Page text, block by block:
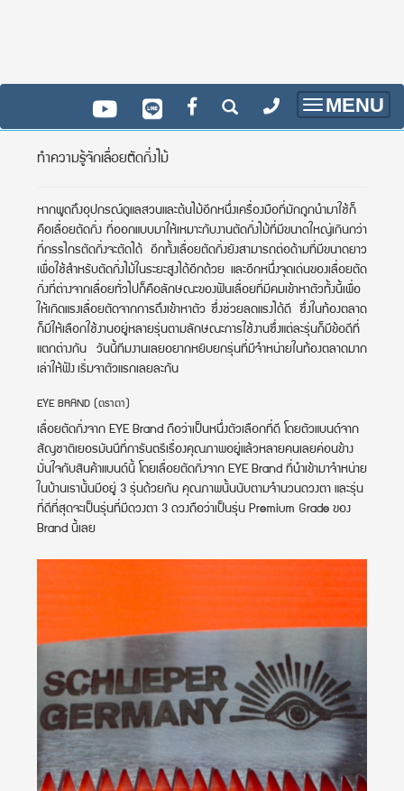
Toggle
MENU
ทำความรู้จักเลื่อยตัดกิ่งไม้
หากพูดถึงอุปกรณ์ดูแลสวนและต้นไม้อีกหนึ่งเครื่องมือที่มักถูกนำมาใช้ก็
คือเลื่อยตัดกิ่ง ที่ออกแบบมาให้เหมาะกับงานตัดกิ่งไม้ที่มีขนาดใหญ่เกินกว่า
ที่กรรไกรตัดกิ่งจะตัดได้ อีกทั้งเลื่อยตัดกิ่งยังสามารถต่อด้ามที่มีขนาดยาว
เพื่อใช้สำหรับตัดกิ่งไม้ในระยะสูงได้อีกด้วย
และอีกหนึ่งจุดเด่นของเลื่อยตัด
กิ่งที่ต่างจากเลื่อยทั่วไปก็คือลักษณะของฟันเลื่อยที่มีคมเข้าหาตัวทั้งนี้เพื่อ
ให้เกิดแรงเลื่อยตัดจากการดึงเข้าหาตัว ซึ่งช่วยลดแรงได้ดี ซึ่งในท้องตลาด
ก็มีให้เลือกใช้งานอยู่หลายรุ่นตามลักษณะการใช้งานซึ่งแต่ละรุ่นก็มีข้อดีที่
แตกต่างกัน วันนี้ทีมงานเลยอยากหยิบยกรุ่นที่มีจำหน่ายในท้องตลาดมาก
เล่าให้ฟัง เริ่มจาตัวแรกเลยละกัน
EYE BRAND (ตราตา)
เลื่อยตัดกิ่งจาก EYE Brand ถือว่าเป็นหนึ่งตัวเลือกที่ดี โดยตัวแบนด์จาก
สัญชาติเยอรมันนีที่การันตรีเรื่องคุณภาพอยู่แล้วหลายคนเลยค่อนข้าง
มั่นใจกับสินค้าแบนด์นี้ โดยเลื่อยตัดกิ่งจาก EYE Brand ที่นำเข้ามาจำหน่าย
ในบ้านเรานั้นมีอยู่ 3 รุ่นด้วยกัน คุณภาพนั้นนับตามจำนวนดวงตา และรุ่น
ที่ดีที่สุดจะเป็นรุ่นที่มีดวงตา 3 ดวงถือว่าเป็นรุ่น Premium Grade ของ
Brand นี้เลย